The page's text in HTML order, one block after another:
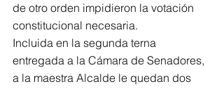
de otro orden impidieron la votación
constitucional necesaria.
Incluida en la segunda terna
entregada a la Cámara de Senadores,
a la maestra Alcalde le quedan dos